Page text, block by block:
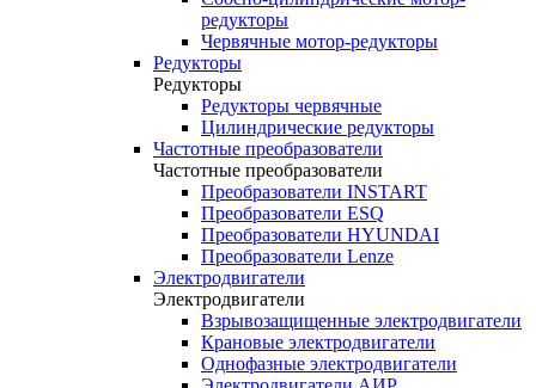
редукторы
Червячные мотор-редукторы
Редукторы
Редукторы
Редукторы червячные
Цилиндрические редукторы
Частотные преобразователи
Частотные преобразователи
Преобразователи INSTART
Преобразователи ESQ
Преобразователи HYUNDAI
Преобразователи Lenze
Электродвигатели
Электродвигатели
Взрывозащищенные электродвигатели
Крановые электродвигатели
Однофазные электродвигатели